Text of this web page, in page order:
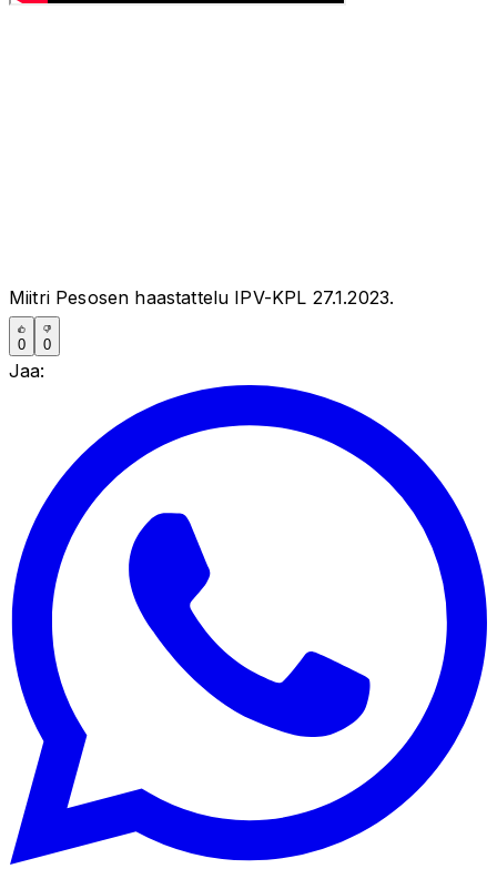
Miitri Pesosen haastattelu IPV-KPL 27.1.2023.
0 0
Jaa: